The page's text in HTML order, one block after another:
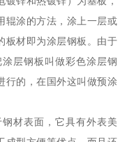
辊涂的方法，涂上一层或
板材即为涂层钢板。由于
层钢板叫做彩色涂层钢
行的，在国外这叫做预涂
材表面，它具有外表美